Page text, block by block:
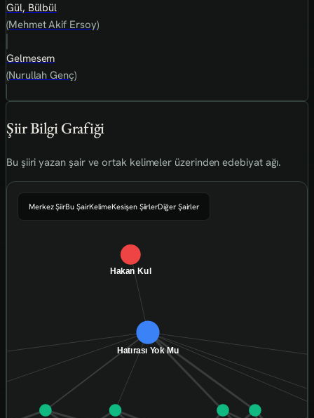
Gül, Bülbül
(Mehmet Akif Ersoy)
Gelmesem
(Nurullah Genç)
Şiir Bilgi Grafiği
Bu şiiri yazan şair ve ortak kelimeler üzerinden edebiyat ağı.
Merkez ŞiirBu ŞairKelimeKesişen ŞiirlerDiğer Şairler